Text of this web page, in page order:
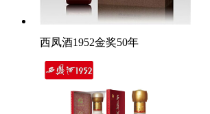
西凤酒1952金奖50年